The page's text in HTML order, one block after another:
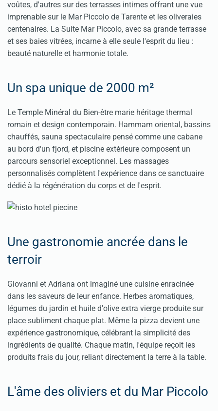
voûtes, d'autres sur des terrasses intimes offrant une vue
imprenable sur le Mar Piccolo de Tarente et les oliveraies
centenaires. La Suite Mar Piccolo, avec sa grande terrasse
et ses baies vitrées, incarne à elle seule l'esprit du lieu :
beauté naturelle et harmonie totale.
Un spa unique de 2000 m²
Le Temple Minéral du Bien-être marie héritage thermal
romain et design contemporain. Hammam oriental, bassins
chauffés, sauna spectaculaire pensé comme une cabane
au bord d'un fjord, et piscine extérieure composent un
parcours sensoriel exceptionnel. Les massages
personnalisés complètent l'expérience dans ce sanctuaire
dédié à la régénération du corps et de l'esprit.
Une gastronomie ancrée dans le
terroir
Giovanni et Adriana ont imaginé une cuisine enracinée
dans les saveurs de leur enfance. Herbes aromatiques,
légumes du jardin et huile d'olive extra vierge produite sur
place subliment chaque plat. Même la pizza devient une
expérience gastronomique, célébrant la simplicité des
ingrédients de qualité. Chaque matin, l'équipe reçoit les
produits frais du jour, reliant directement la terre à la table.
L'âme des oliviers et du Mar Piccolo